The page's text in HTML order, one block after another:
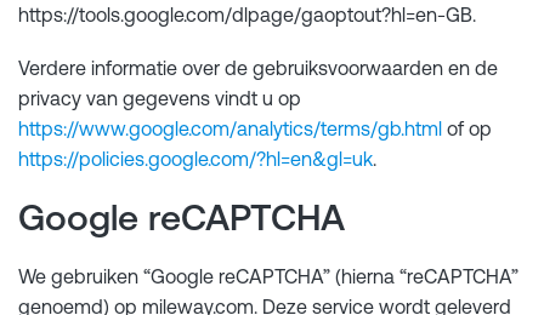
https://tools.google.com/dlpage/gaoptout?hl=en-GB.
Verdere informatie over de gebruiksvoorwaarden en de
privacy van gegevens vindt u op
https://www.google.com/analytics/terms/gb.html of op
https://policies.google.com/?hl=en&gl=uk.
Google reCAPTCHA
We gebruiken “Google reCAPTCHA” (hierna “reCAPTCHA”
genoemd) op mileway.com. Deze service wordt geleverd